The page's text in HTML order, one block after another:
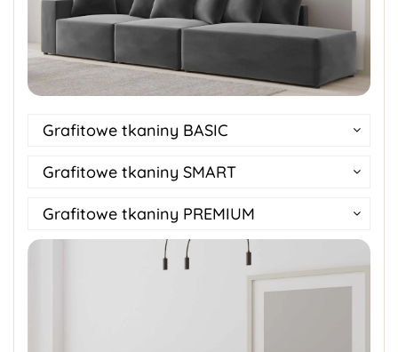
Grafitowe tkaniny BASIC
Grafitowe tkaniny SMART
Grafitowe tkaniny PREMIUM